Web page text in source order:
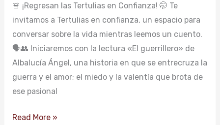
🚨 ¡Regresan las Tertulias en Confianza! 🤭 Te
invitamos a Tertulias en confianza, un espacio para
conversar sobre la vida mientras leemos un cuento.
🗣👥️ Iniciaremos con la lectura «El guerrillero» de
Albalucía Ángel, una historia en que se entrecruza la
guerra y el amor; el miedo y la valentía que brota de
ese pasional
Read More »